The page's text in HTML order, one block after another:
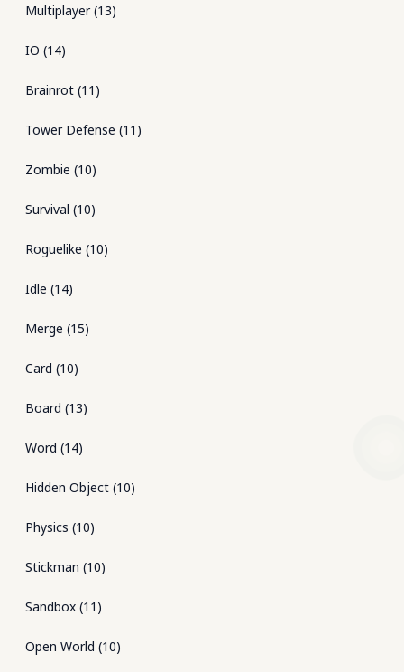
Multiplayer(13)
IO (14)
Brainrot (11 )
Tower Defense (11 )
Zombie (10)
Survival (10)
Roguelike (10)
Idle (14)
Merge (15)
Card (10)
Board (13)
Word (14)
Hidden Object (10)
Physics (10)
Stickman (10)
Sandbox (11 )
Open World (10)